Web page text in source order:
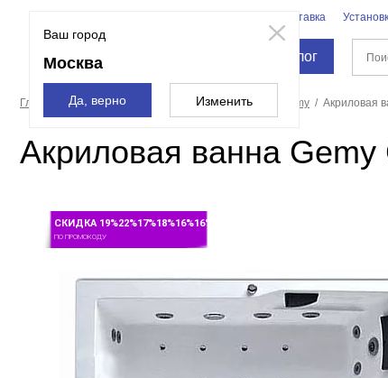
Ваш город
Москва
Да, верно Изменить
Доставка
Каталог
Главная страница Акриловые ванны Gemy Акриловая
Акриловая ванна
СКИДКА 19%22%17%18%16%16%
ПО ПРОМОКОДУ